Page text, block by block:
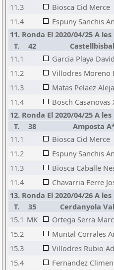
11.3
Biosca Cid Merce
11.4
Espuny Sanchis
11. Ronda El 2020/04/25 A les
T.
42
11.1
Garcia Playa David
11.2
Villodres Moreno
11.3
Matas Pelaez
11.4
Bosch Casanovas
12. Ronda El 2020/04/25 A les
T.
38 Amposta
11.1
Biosca Cid Merce
11.2
Espuny Sanchis
11.3
Biosca Caballe
11.4
Chavarria Ferre
13. Ronda El 2020/04/26 A les
T.
35 Cerdanyola
15.1 MK Ortega Serra Marc
15.2
Muntal Corrales
15.3
Villodres Rubio
15.4
Fernandez